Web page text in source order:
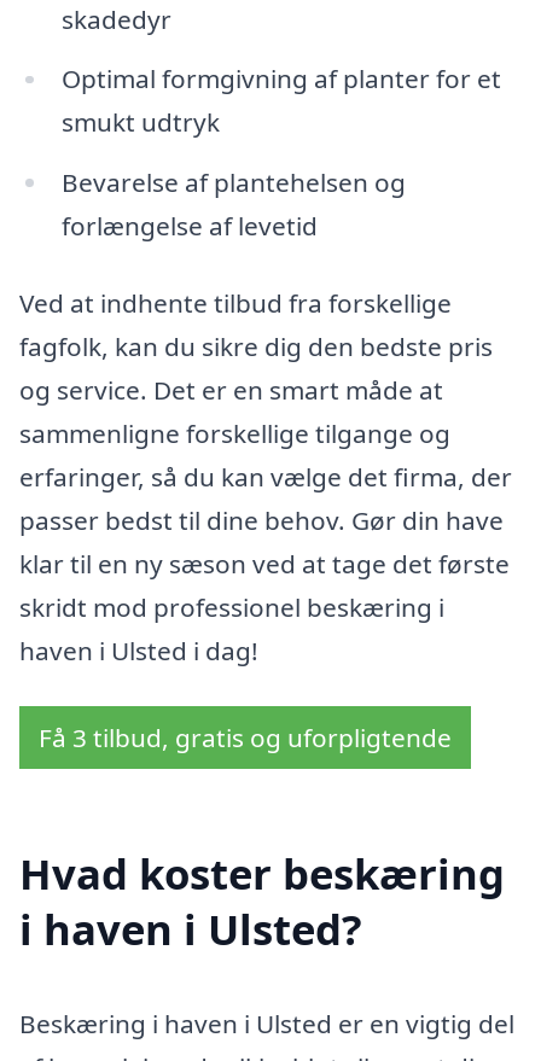
skadedyr
Optimal formgivning af planter for et
smukt udtryk
Bevarelse af plantehelsen og
forlængelse af levetid
Ved at indhente tilbud fra forskellige
fagfolk, kan du sikre dig den bedste pris
og service. Det er en smart måde at
sammenligne forskellige tilgange og
erfaringer, så du kan vælge det firma, der
passer bedst til dine behov. Gør din have
klar til en ny sæson ved at tage det første
skridt mod professionel beskæring i
haven i Ulsted i dag!
Få 3 tilbud, gratis og uforpligtende
Hvad koster beskæring
i haven i Ulsted?
Beskæring i haven i Ulsted er en vigtig del